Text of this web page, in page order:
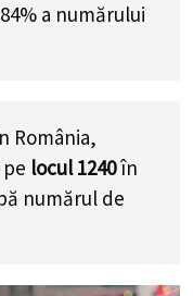
a numărului
România,
locul 1240în
numărul de